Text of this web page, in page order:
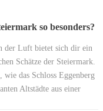
so besonders?
der Luft bietet sich dir ein
Schätze der Steiermark.
das Schloss Eggenberg
Altstädte aus einer